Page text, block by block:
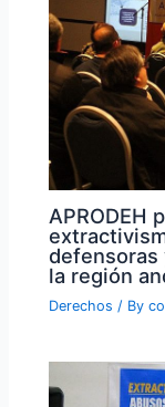
APRODEH
defensoras
la región
Derechos / By